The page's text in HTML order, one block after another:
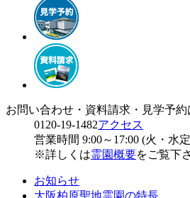
お問い合わせ・資料請求・見学予約
0120-19-1482アクセス
営業時間 9:00～17:00 (火・水
※詳しくは霊園概要をご覧下
お知らせ
大阪柏原聖地霊園の特長